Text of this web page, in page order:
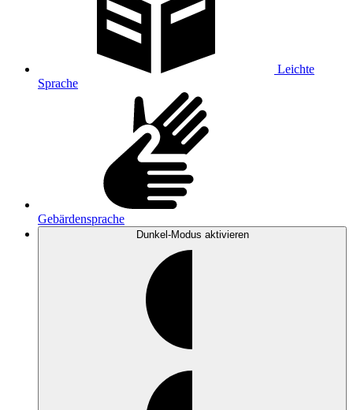
Leichte
Sprache
Gebärdensprache
Dunkel-Modus aktivieren